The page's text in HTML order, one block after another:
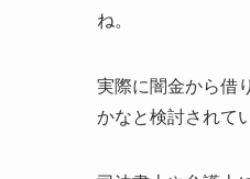
ね。
実際に闇金から借
かなと検討されて